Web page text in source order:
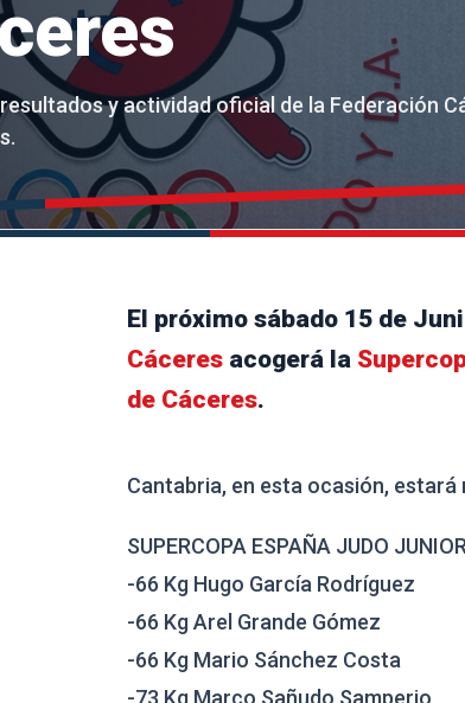
y actividad oficial de la Federación
El próximo sábado 15 de
Cáceres acogerá la
de Cáceres.
Cantabria, en esta ocasión,
SUPERCOPA ESPAÑA JUDO
-66 Kg Hugo García Rodríguez
-66 Kg Arel Grande Gómez
-66 Kg Mario Sánchez Costa
-73 Kg Marco Sañudo Samperio